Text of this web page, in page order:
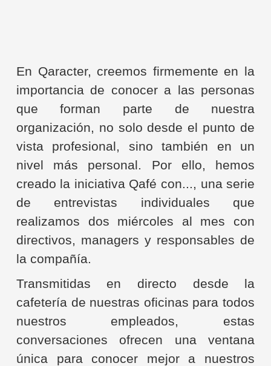
En Qaracter, creemos firmemente en la
importancia de conocer a las personas
que forman parte de nuestra
organización, no solo desde el punto de
vista profesional, sino también en un
nivel más personal. Por ello, hemos
creado la iniciativa Qafé con..., una serie
de entrevistas individuales que
realizamos dos miércoles al mes con
directivos, managers y responsables de
la compañía.
Transmitidas en directo desde la
cafetería de nuestras oficinas para todos
nuestros empleados, estas
conversaciones ofrecen una ventana
única para conocer mejor a nuestros